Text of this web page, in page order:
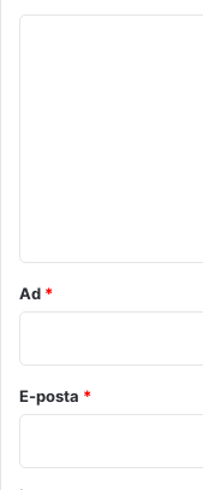
Ad *
E-posta *